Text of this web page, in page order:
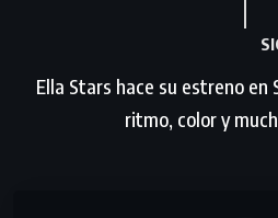
Ella Stars hace su estreno en
ritmo, color y